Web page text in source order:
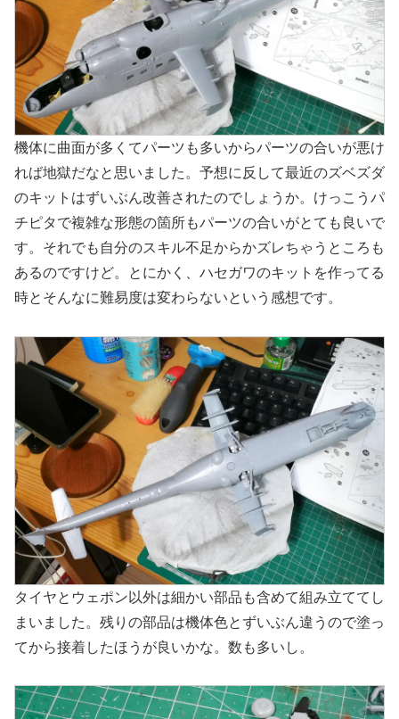
機体に曲面が多くてパーツも多いからパーツの合いが悪け
れば地獄だなと思いました。予想に反して最近のズベズダ
のキットはずいぶん改善されたのでしょうか。けっこうパ
チピタで複雑な形態の箇所もパーツの合いがとても良いで
す。それでも自分のスキル不足からかズレちゃうところも
あるのですけど。とにかく、ハセガワのキットを作ってる
時とそんなに難易度は変わらないという感想です。
タイヤとウェポン以外は細かい部品も含めて組み立ててし
まいました。残りの部品は機体色とずいぶん違うので塗っ
てから接着したほうが良いかな。数も多いし。